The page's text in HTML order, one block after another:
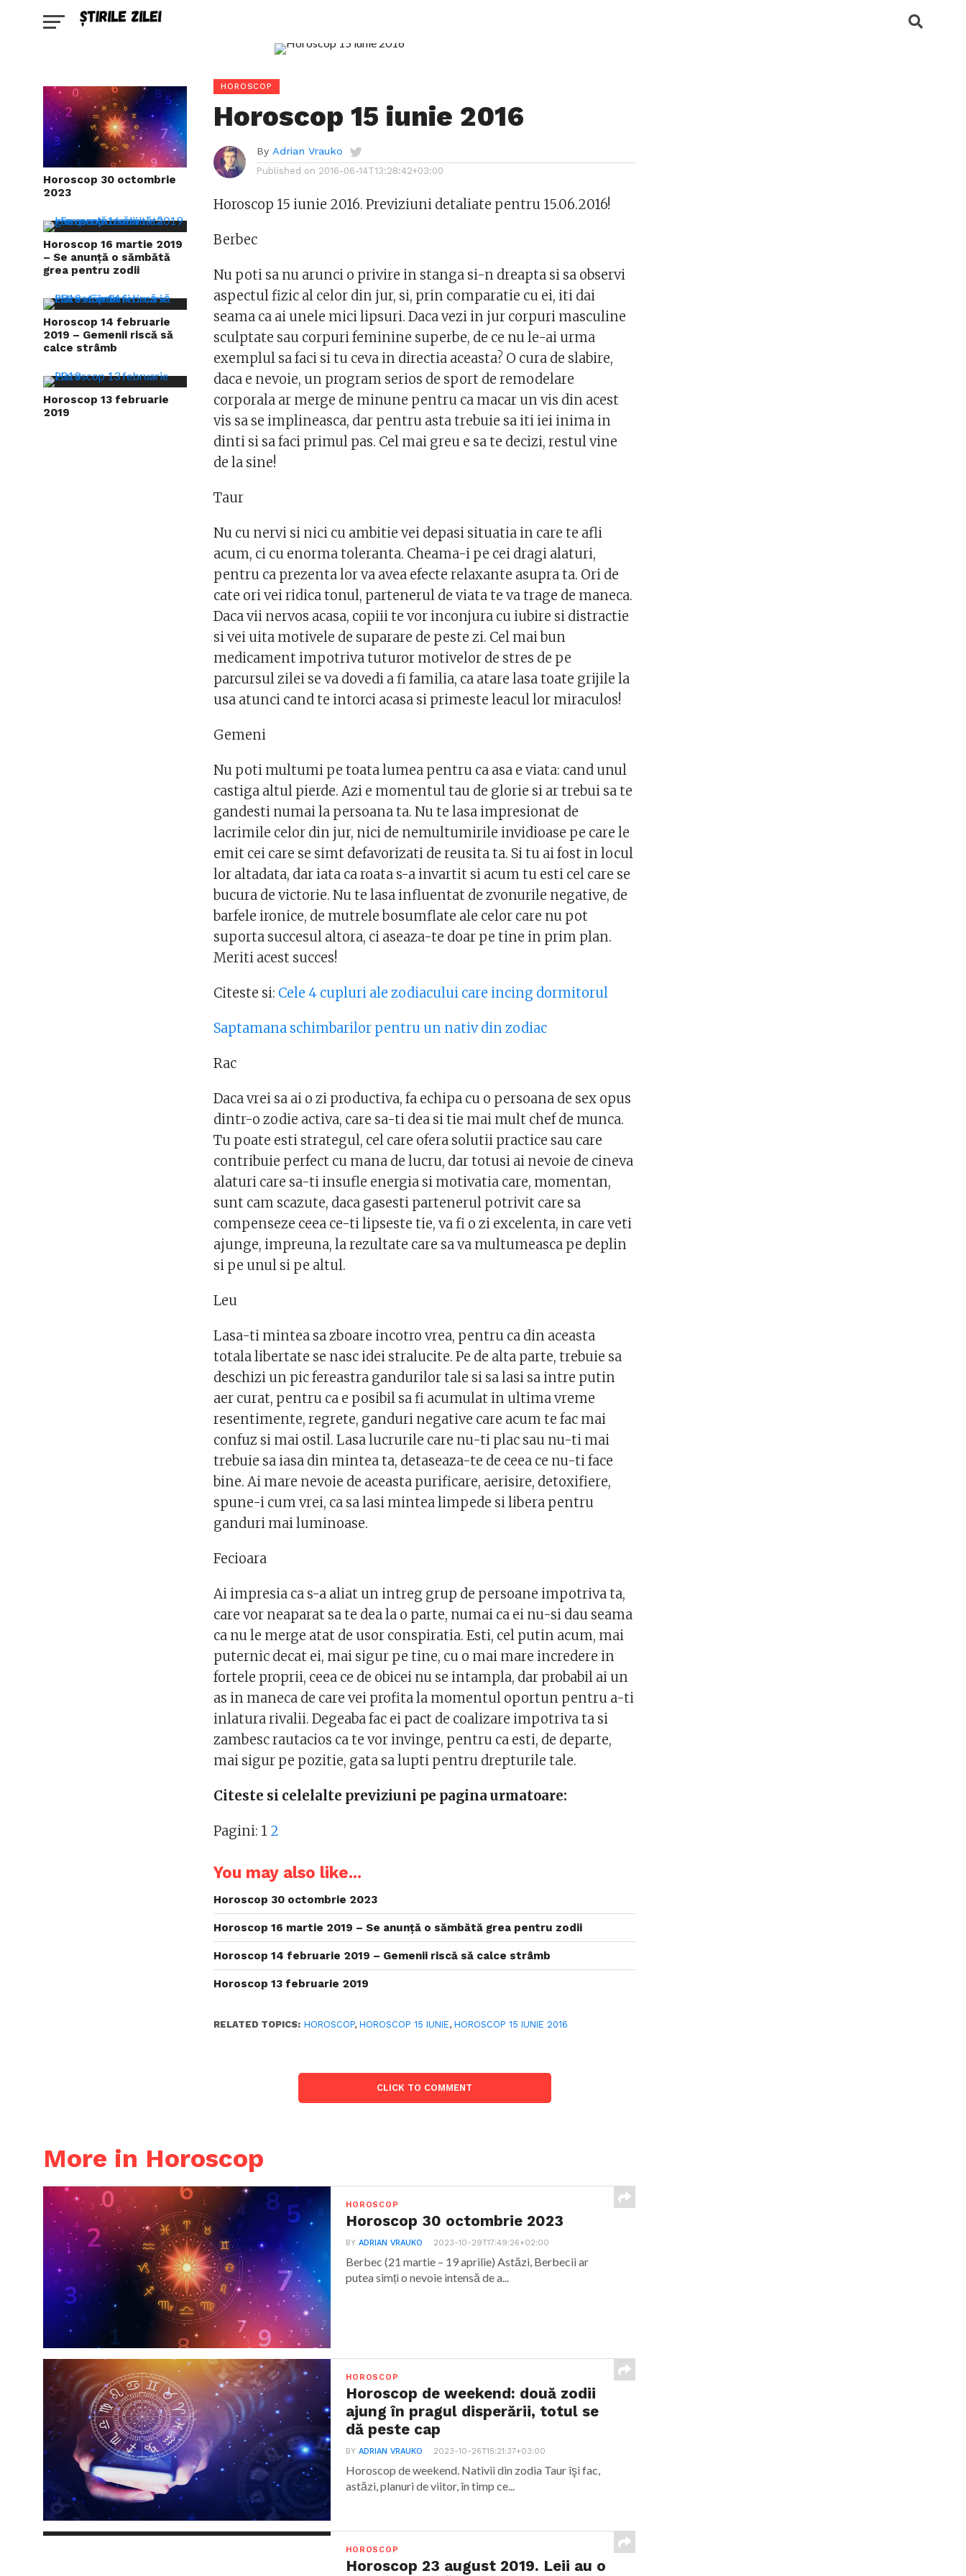
Horoscop 30 octombrie
2023
Horoscop 16 martie 2019
– Se anunță o sămbătă
grea pentru zodii
Horoscop 14 februarie
2019 – Gemenii riscă să
calce strâmb
Horoscop 13 februarie
2019
HOROSCOP
Horoscop 15 iunie 2016
By Adrian Vrauko
Published on 2016-06-14T13:28:42+03:00
Horoscop 15 iunie 2016. Previziuni detaliate pentru 15.06.2016!
Berbec
Nu poti sa nu arunci o privire in stanga si-n dreapta si sa observi
aspectul fizic al celor din jur, si, prin comparatie cu ei, iti dai
seama ca ai unele mici lipsuri. Daca vezi in jur corpuri masculine
sculptate sau corpuri feminine superbe, de ce nu le-ai urma
exemplul sa faci si tu ceva in directia aceasta? O cura de slabire,
daca e nevoie, un program serios de sport de remodelare
corporala ar merge de minune pentru ca macar un vis din acest
vis sa se implineasca, dar pentru asta trebuie sa iti iei inima in
dinti si sa faci primul pas. Cel mai greu e sa te decizi, restul vine
de la sine!
Taur
Nu cu nervi si nici cu ambitie vei depasi situatia in care te afli
acum, ci cu enorma toleranta. Cheama-i pe cei dragi alaturi,
pentru ca prezenta lor va avea efecte relaxante asupra ta. Ori de
cate ori vei ridica tonul, partenerul de viata te va trage de maneca.
Daca vii nervos acasa, copiii te vor inconjura cu iubire si distractie
si vei uita motivele de suparare de peste zi. Cel mai bun
medicament impotriva tuturor motivelor de stres de pe
parcursul zilei se va dovedi a fi familia, ca atare lasa toate grijile la
usa atunci cand te intorci acasa si primeste leacul lor miraculos!
Gemeni
Nu poti multumi pe toata lumea pentru ca asa e viata: cand unul
castiga altul pierde. Azi e momentul tau de glorie si ar trebui sa te
gandesti numai la persoana ta. Nu te lasa impresionat de
lacrimile celor din jur, nici de nemultumirile invidioase pe care le
emit cei care se simt defavorizati de reusita ta. Si tu ai fost in locul
lor altadata, dar iata ca roata s-a invartit si acum tu esti cel care se
bucura de victorie. Nu te lasa influentat de zvonurile negative, de
barfele ironice, de mutrele bosumflate ale celor care nu pot
suporta succesul altora, ci aseaza-te doar pe tine in prim plan.
Meriti acest succes!
Citeste si: Cele 4 cupluri ale zodiacului care incing dormitorul
Saptamana schimbarilor pentru un nativ din zodiac
Rac
Daca vrei sa ai o zi productiva, fa echipa cu o persoana de sex opus
dintr-o zodie activa, care sa-ti dea si tie mai mult chef de munca.
Tu poate esti strategul, cel care ofera solutii practice sau care
contribuie perfect cu mana de lucru, dar totusi ai nevoie de cineva
alaturi care sa-ti insufle energia si motivatia care, momentan,
sunt cam scazute, daca gasesti partenerul potrivit care sa
compenseze ceea ce-ti lipseste tie, va fi o zi excelenta, in care veti
ajunge, impreuna, la rezultate care sa va multumeasca pe deplin
si pe unul si pe altul.
Leu
Lasa-ti mintea sa zboare incotro vrea, pentru ca din aceasta
totala libertate se nasc idei stralucite. Pe de alta parte, trebuie sa
deschizi un pic fereastra gandurilor tale si sa lasi sa intre putin
aer curat, pentru ca e posibil sa fi acumulat in ultima vreme
resentimente, regrete, ganduri negative care acum te fac mai
confuz si mai ostil. Lasa lucrurile care nu-ti plac sau nu-ti mai
trebuie sa iasa din mintea ta, detaseaza-te de ceea ce nu-ti face
bine. Ai mare nevoie de aceasta purificare, aerisire, detoxifiere,
spune-i cum vrei, ca sa lasi mintea limpede si libera pentru
ganduri mai luminoase.
Fecioara
Ai impresia ca s-a aliat un intreg grup de persoane impotriva ta,
care vor neaparat sa te dea la o parte, numai ca ei nu-si dau seama
ca nu le merge atat de usor conspiratia. Esti, cel putin acum, mai
puternic decat ei, mai sigur pe tine, cu o mai mare incredere in
fortele proprii, ceea ce de obicei nu se intampla, dar probabil ai un
as in maneca de care vei profita la momentul oportun pentru a-ti
inlatura rivalii. Degeaba fac ei pact de coalizare impotriva ta si
zambesc rautacios ca te vor invinge, pentru ca esti, de departe,
mai sigur pe pozitie, gata sa lupti pentru drepturile tale.
Citeste si celelalte previziuni pe pagina urmatoare:
Pagini: 1 2
You may also like...
Horoscop 30 octombrie 2023
Horoscop 16 martie 2019 – Se anunță o sămbătă grea pentru zodii
Horoscop 14 februarie 2019 – Gemenii riscă să calce strâmb
Horoscop 13 februarie 2019
RELATED TOPICS: HOROSCOP,HOROSCOP 15 IUNIE,HOROSCOP 15 IUNIE 2016
CLICK TO COMMENT
More in Horoscop
HOROSCOP
Horoscop 30 octombrie 2023
BYADRIAN VRAUKO 2023-10-29T17:49:26+02:00
Berbec (21 martie – 19 aprilie) Astăzi, Berbecii ar
putea simți o nevoie intensă de a...
HOROSCOP
Horoscop de weekend: două zodii
ajung în pragul disperării, totul se
dă peste cap
BYADRIAN VRAUKO 2023-10-26T15:21:37+03:00
Horoscop de weekend. Nativii din zodia Taur îşi fac,
astăzi, planuri de viitor, în timp ce...
HOROSCOP
Horoscop 23 august 2019. Leii au o